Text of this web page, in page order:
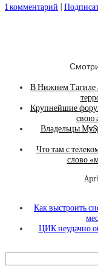
1 комментарий
В Нижнем Тагиле
Крупнейшие
свою
Владельцы
Что там с
слово
Как выстроить
ЦИК неудачно